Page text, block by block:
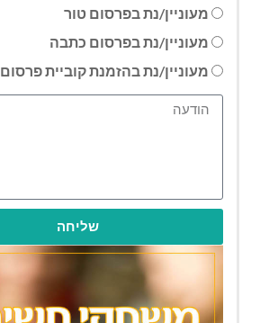
מעוניין/נת בפרסום טור
מעוניין/נת בפרסום כתבה
מעוניין/נת בהזמנת קוביית פרסום
שליחה